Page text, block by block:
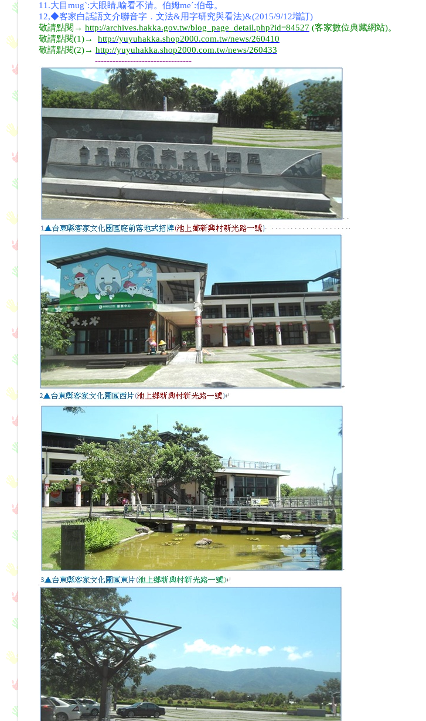
11.大目mugˋ:大眼睛,喻看不清。伯姆meˊ:伯母。
12,◆客家白話語文介聯音字．文法&用字研究與看法)&(2015/9/12增訂)
敬請點閱→ http://archives.hakka.gov.tw/blog_page_detail.php?id=84527 (客家數位典藏網站)。
敬請點閱(1)→ http://yuyuhakka.shop2000.com.tw/news/260410
敬請點閱(2)→ http://yuyuhakka.shop2000.com.tw/news/260433
---------------------------------